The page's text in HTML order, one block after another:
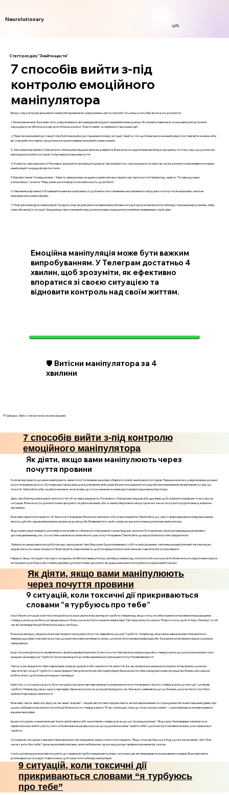
Neurolutionary
Login
Статті розділу "Знайти щастя"
7 способів вийти з-під
контролю емоційного
маніпулятора
Вихід з-під контролю емоційного маніпулятора вимагає усвідомлених дій та стратегії. Ось кілька способів, які можуть допомогти:
1. Визначення меж: Важливо чітко усвідомлювати, які поведінкові моделі є неприйнятними для вас. Встановіть певні межі, і коли маніпулятор почне їх
порушувати, не бійтеся це озвучити. Можна сказати: "Я не готовий/-а сприймати такі коментарі".
2. Практика емоційної дистанції: Спробуйте емоційно дистанціюватися від ситуації. Замість того, щоб реагувати на маніпуляції, спостерігайте за ними, ніби
ви сторонній спостерігач. Це допоможе знизити рівень емоційного напруження.
3. Залучення підтримки: Спілкуйтеся з близькими людьми, яким ви довіряєте. Вони можуть надати вам необхідну підтримку та точку зору, що допоможе
вам краще розуміти ситуацію та підтвердити ваші відчуття.
4. Розвиток самосвідомості: Регулярно аналізуйте свої емоції та реакції. Зрозуміння того, чому ви реагуєте саме так, може допомогти вам виявити патерни
маніпуляцій та краще їм протистояти.
5. Використання "я-повідомлень": Замість звинувачень на адресу маніпулятора, говоріть про свої почуття. Наприклад, замість "Ти завжди мене
контролюєш", скажіть "Я відчуваю дискомфорт, коли мені кажуть, що робити".
6. Навчання асертивності: Розвивайте навички асертивності, щоб вміти чітко і впевнено висловлювати свої думки та почуття, не агресивно, але й не
підкорюючись маніпуляціям.
7. План дій на випадок маніпуляцій: Складіть план, як реагувати на певні маніпулятивні ситуації. Це може включати в себе відсторонення від розмови, зміну
теми або вихід із ситуації. Заздалегідь підготовлений план допоможе вам залишатися спокійним і впевненим у своїх діях.
Емоційна маніпуляція може бути важким
випробуванням. У Телеграм достатньо 4
хвилин, щоб зрозуміти, як ефективно
впоратися зі своєю ситуацією та
відновити контроль над своїм життям.
🛡️ Витісни маніпулятора за 4
хвилини
💛 Швидко. Легко. І з ясністю в кожному рішенні.
7 способів вийти з-під контролю
емоційного маніпулятора
Як діяти, якщо вами маніпулюють через
почуття провини
Коли ви відчуваєте, що вами маніпулюють через почуття провини, важливо зберігати спокій і аналізувати ситуацію. Першим кроком є усвідомлення, що ваші
почуття провини можуть бути використані іншими для досягнення своїх цілей. Визначте конкретні ситуації або висловлювання, які викликають у вас це
почуття. Запитайте себе, чи дійсно ви винні, чи можливо, що хтось намагається використовувати ваші емоції проти вас.
Далі, спробуйте розмежувати свої почуття і об'єктивну реальність. Поговоріть з близькими людьми або друзями, щоб отримати зовнішню точку зору на
ситуацію. Вони можуть допомогти вам зрозуміти, чи дійсно ви винні, або ж маніпуляції мають місце. Це може також послужити додатковим джерелом
підтримки.
Важливо навчитися говорити "ні" без почуття провини. Визначте свої межі і чітко їх висловлюйте. Пам’ятайте, що у вас є право відмовитися від виконання
якихось дій або задоволення вимог, які вам не до вподоби. Впевненістю у своїх словах ви зможете зменшити вплив маніпулятора.
Якщо маніпуляції тривають, розгляньте можливість обмежити спілкування з цими людьми. Це може бути важким, але іноді найкращим рішенням є
дистанціювання від тих, хто постійно намагається викликати у вас почуття провини. Пам’ятайте, що ваше благополуччя є пріоритетом.
Займіться саморозвитком і роботою над самооцінкою. Чим більше ви будете впевнені у собі та своїх рішеннях, тим менше маніпулятивні тактики інших
людей зможуть на вас вплинути. Практикуйте усвідомленість, щоб зосередитися на своїх емоціях і навчитися їх контролювати.
Нарешті, якщо ситуація стає надто складною, не бійтеся звернутися до фахівця, наприклад, психолога або консультанта. Вони можуть надати вам корисні
інструменти для боротьби з маніпуляціями і допомогти вам зрозуміти, як краще реагувати на подібні ситуації в майбутньому.
Як діяти, якщо вами маніпулюють
через почуття провини
9 ситуацій, коли токсичні дії прикриваються
словами “я турбуюсь про тебе”
Існує безліч ситуацій, коли токсичні дії можуть маскуватися під виглядом турботи. Наприклад, якщо хтось постійно прагне контролювати ваші рішення,
стверджуючи, що робить це заради вашого блага, це може бути ознакою маніпуляції. Такі люди можуть казати: "Я просто хочу, щоб ти був у безпеці", в той
час як насправді їхні дії обмежують вашу свободу.
В іншому випадку, людина може нав'язувати свої думки і почуття, заявляючи, що це її "турбота". Наприклад, якщо вона заважає вам спілкуватися з
певними друзями, пояснюючи це тим, що вони негативно впливають на вас, це може бути проявом ревнощів або бажання контролювати ваше соціальне
середовище.
Іноді токсичні дії можуть проявлятися у формі надмірної критики. Коли хтось постійно вказує на ваші недоліки, стверджуючи, що це допоможе вам стати
кращим, насправді ця "турбота" може призводити до погіршення вашої самооцінки і почуття невпевненості.
Також, коли людина постійно переживає за ваше здоров'я або самопочуття, але в той же час не пропонує реальної допомоги чи підтримки, це може
свідчити про те, що її "турбота" є лише прикриттям для контролю або маніпуляцій. Вона може постійно нагадувати вам про ваші проблеми, але сама не
робить нічого, щоб полегшити ваше становище.
Крім того, у стосунках можуть бути ситуації, коли один партнер намагається викликати почуття провини у іншого, стверджуючи, що його дії – це прояв
турботи. Наприклад, якщо один з партнерів ображається на те, що інший проводить час без нього, заявляючи, що це боляче, це може бути способом
тримати партнера в залежності.
Важливо також звертати увагу на так звані "жертви" – людей, які постійно підкреслюють, як їхні переживання та страждання пов'язані з вашими діями, при
цьому забуваючи про власні токсичні дії. Вони можуть стверджувати: "Я так страждаю, тому що ти не слухаєш мене" – і цим намагаються маніпулювати
вашими емоціями.
Іншою ситуацією є намагання нав'язати свої інтереси або захоплення, стверджуючи, що це "на краще для вас". Якщо друг безперервно намагається
переконати вас взяти участь у його хобі, яке вам не цікаве, кажучи, що це допоможе вам "знайти себе", це може бути проявом егоїзму, а не справжньої
турботи.
Останньою ситуацією є використання фізичних або емоційних загроз, коли хтось говорить: "Якщо ти не зробиш це, я буду дуже засмучений", або "Я не
зможу жити без тебе". Це не лише маніпулятивно, але й небезпечно, адже змушує вас приймати рішення під тиском.
У всіх цих випадках важливо розуміти, що справжня турбота відрізняється від токсичних дій, які прикриваються красивими словами. Важливо вміти
розпізнавати ці ситуації і ставити межі, щоб захистити себе від маніпуляцій.
9 ситуацій, коли токсичні дії
прикриваються словами “я турбуюсь
про тебе”